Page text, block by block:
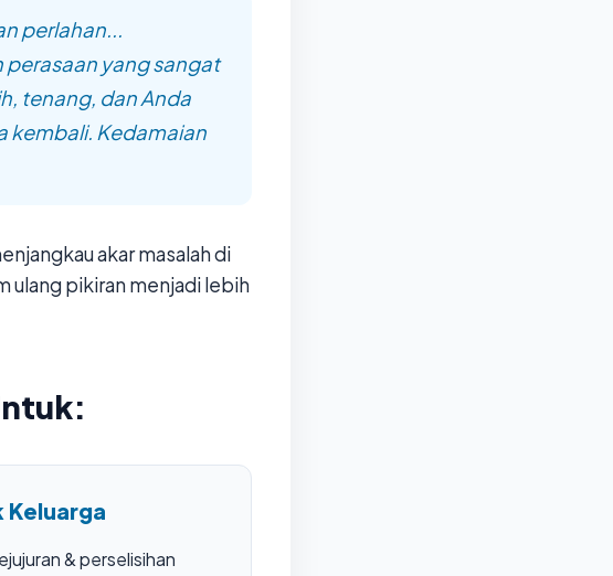
perlahan...
yang sangat
tenang, dan Anda
kembali. Kedamaian
akar masalah di
ulang pikiran menjadi lebih
Keluarga
& perselisihan